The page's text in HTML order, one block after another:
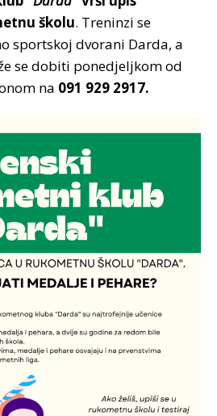
školu. Treninzi se
sportskoj dvorani Darda, a
se dobiti ponedjeljkom od
na 091 929 2917.